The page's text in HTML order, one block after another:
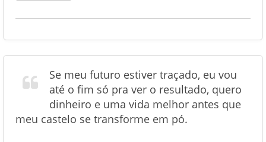
Se meu futuro estiver traçado, eu vou
até o fim só pra ver o resultado, quero
dinheiro e uma vida melhor antes que
meu castelo se transforme em pó.